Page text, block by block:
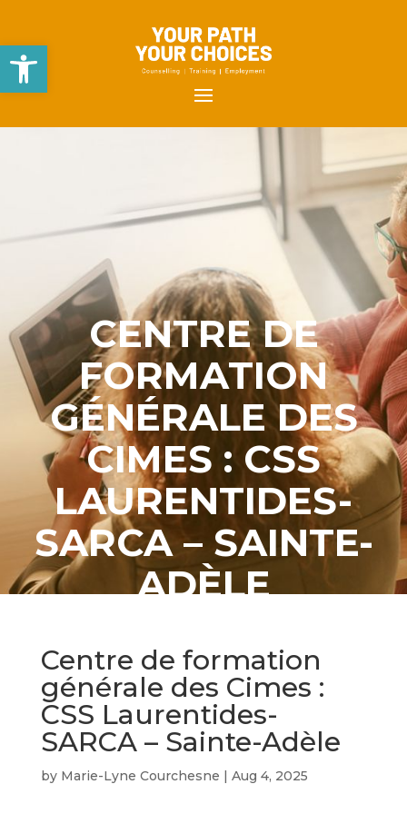
Open toolbar
CENTRE DE
FORMATION
GÉNÉRALE DES
CIMES : CSS
LAURENTIDES-
SARCA – SAINTE-
ADÈLE
Centre de formation
générale des Cimes :
CSS Laurentides-
SARCA – Sainte-Adèle
by Marie-Lyne Courchesne | Aug 4, 2025